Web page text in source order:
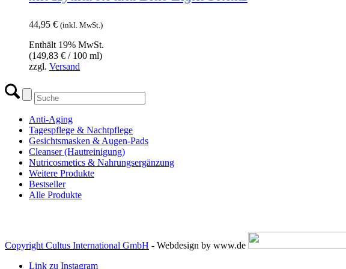
44,95 € (inkl. MwSt.)
Enthält 19% MwSt.
(149,83 € / 100 ml)
zzgl. Versand
Anti-Aging
Tagespflege & Nachtpflege
Gesichtsmasken & Augen-Pads
Cleanser (Hautreinigung)
Nutricosmetics & Nahrungsergänzung
Weitere Produkte
Bestseller
Alle Produkte
Copyright Cultus International GmbH - Webdesign by www.de
Link zu Instagram